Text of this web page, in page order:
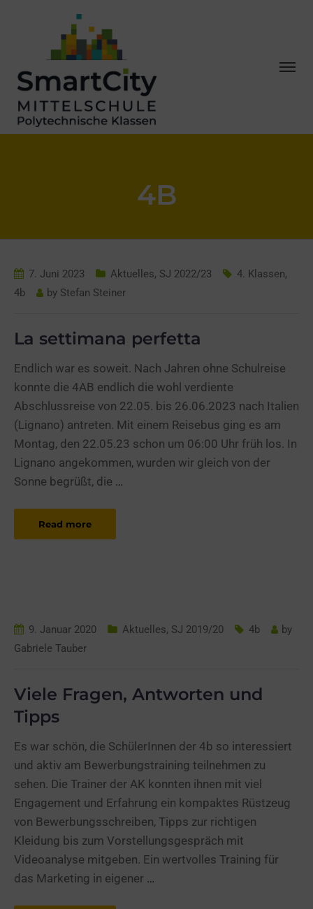
4B
7. Juni 2023 Aktuelles, SJ 2022/23 4. Klassen,
4b
by Stefan Steiner
La settimana perfetta
Endlich war es soweit. Nach Jahren ohne Schulreise
konnte die 4AB endlich die wohl verdiente
Abschlussreise von 22.05. bis 26.06.2023 nach Italien
(Lignano) antreten. Mit einem Reisebus ging es am
Montag, den 22.05.23 schon um 06:00 Uhr früh los. In
Lignano angekommen, wurden wir gleich von der
Sonne begrüßt, die …
Read more
9. Januar 2020 Aktuelles, SJ 2019/20 4b
by
Gabriele Tauber
Viele Fragen, Antworten und
Tipps
Es war schön, die SchülerInnen der 4b so interessiert
und aktiv am Bewerbungstraining teilnehmen zu
sehen. Die Trainer der AK konnten ihnen mit viel
Engagement und Erfahrung ein kompaktes Rüstzeug
von Bewerbungsschreiben, Tipps zur richtigen
Kleidung bis zum Vorstellungsgespräch mit
Videoanalyse mitgeben. Ein wertvolles Training für
das Marketing in eigener …